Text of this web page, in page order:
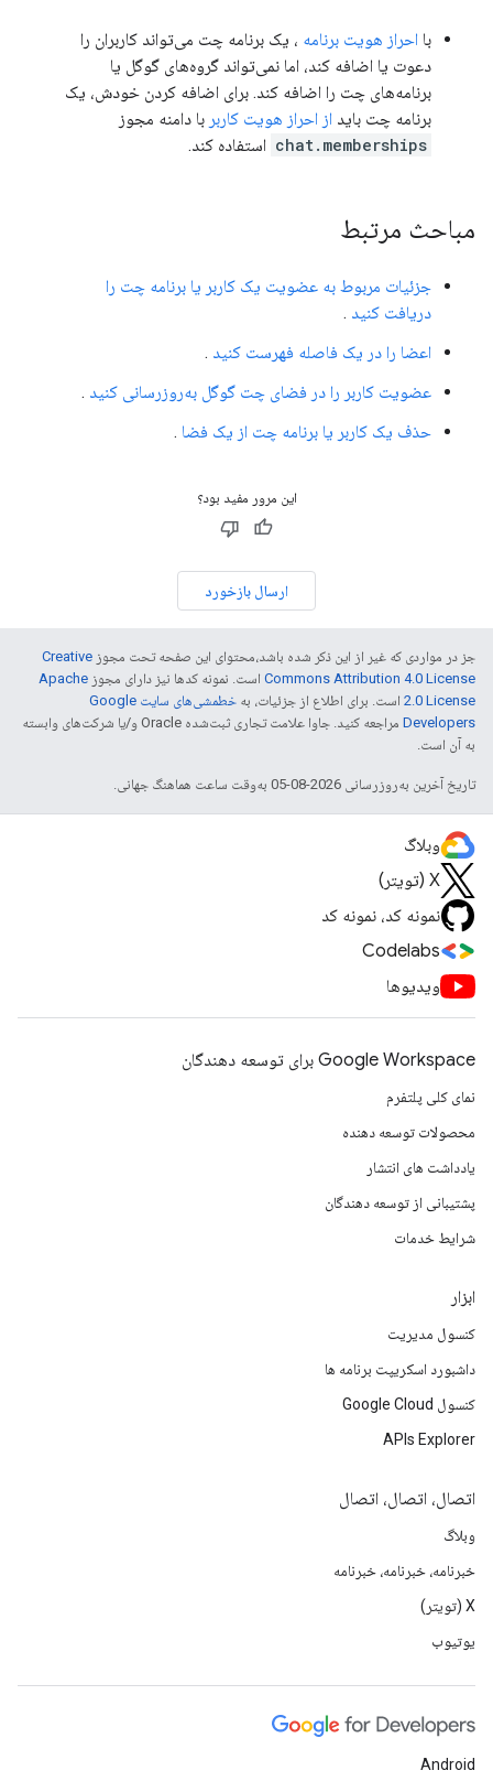
با احراز هویت برنامه ، یک برنامه چت می‌تواند کاربران را
دعوت یا اضافه کند، اما نمی‌تواند گروه‌های گوگل یا
برنامه‌های چت را اضافه کند. برای اضافه کردن خودش، یک
برنامه چت باید از احراز هویت کاربر با دامنه مجوز
chat.memberships استفاده کند.
مباحث مرتبط
جزئیات مربوط به عضویت یک کاربر یا برنامه چت را
دریافت کنید .
اعضا را در یک فاصله فهرست کنید .
عضویت کاربر را در فضای چت گوگل به‌روزرسانی کنید .
حذف یک کاربر یا برنامه چت از یک فضا .
این مرور مفید بود؟
ارسال بازخورد
جز در مواردی که غیر از این ذکر شده باشد،‌محتوای این صفحه تحت مجوز Creative
Commons Attribution 4.0 License است. نمونه کدها نیز دارای مجوز Apache
2.0 License است. برای اطلاع از جزئیات، به
خطمشی‌های سایت Google
Developers‏
مراجعه کنید. جاوا علامت تجاری ثبت‌شده Oracle و/یا شرکت‌های وابسته
به آن است.
تاریخ آخرین به‌روزرسانی 2026-08-05 به‌وقت ساعت هماهنگ جهانی.
وبلاگ
X (تویتر)
نمونه کد، نمونه کد
Codelabs
ویدیوها
Google Workspace برای توسعه دهندگان
نمای کلی پلتفرم
محصولات توسعه دهنده
یادداشت های انتشار
پشتیبانی از توسعه دهندگان
شرایط خدمات
ابزار
کنسول مدیریت
داشبورد اسکریپت برنامه ها
کنسول Google Cloud
APIs Explorer
اتصال، اتصال، اتصال
وبلاگ
خبرنامه، خبرنامه، خبرنامه
X (تویتر)
یوتیوب
Android